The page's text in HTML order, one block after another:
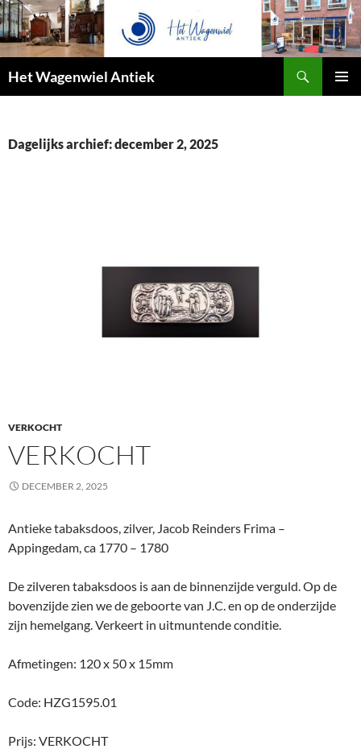
Het Wagenwiel Antiek
Dagelijks archief: december 2, 2025
VERKOCHT
VERKOCHT
DECEMBER 2, 2025
Antieke tabaksdoos, zilver, Jacob Reinders Frima –
Appingedam, ca 1770 – 1780
De zilveren tabaksdoos is aan de binnenzijde verguld. Op de
bovenzijde zien we de geboorte van J.C. en op de onderzijde
zijn hemelgang. Verkeert in uitmuntende conditie.
Afmetingen: 120 x 50 x 15mm
Code: HZG1595.01
Prijs: VERKOCHT